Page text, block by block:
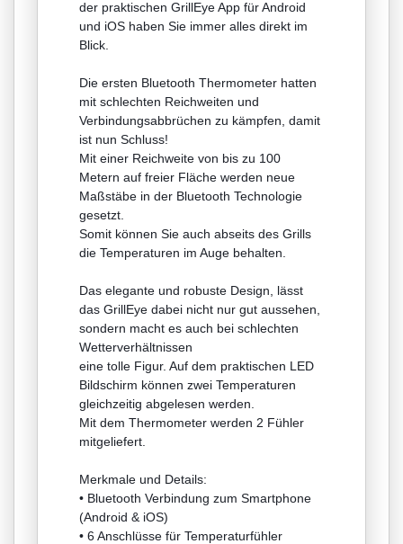
der praktischen GrillEye App für Android
und iOS haben Sie immer alles direkt im
Blick.
Die ersten Bluetooth Thermometer hatten
mit schlechten Reichweiten und
Verbindungsabbrüchen zu kämpfen, damit
ist nun Schluss!
Mit einer Reichweite von bis zu 100
Metern auf freier Fläche werden neue
Maßstäbe in der Bluetooth Technologie
gesetzt.
Somit können Sie auch abseits des Grills
die Temperaturen im Auge behalten.
Das elegante und robuste Design, lässt
das GrillEye dabei nicht nur gut aussehen,
sondern macht es auch bei schlechten
Wetterverhältnissen
eine tolle Figur. Auf dem praktischen LED
Bildschirm können zwei Temperaturen
gleichzeitig abgelesen werden.
Mit dem Thermometer werden 2 Fühler
mitgeliefert.
Merkmale und Details:
• Bluetooth Verbindung zum Smartphone
(Android & iOS)
• 6 Anschlüsse für Temperaturfühler